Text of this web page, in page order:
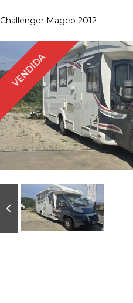
Challenger Mageo 2012
VENDIDA